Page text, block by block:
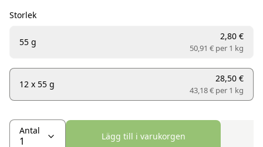
Storlek
55 g
2,80 €
50,91 € per 1 kg
12 x 55 g
28,50 €
43,18 € per 1 kg
Antal
Lägg till i varukorgen